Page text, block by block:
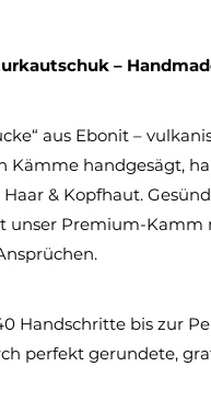
–
aus Ebonit –
Kämme handgesägt,
& Kopfhaut.
unser Premium-
Handschritte bis zur
perfekt gerundete,